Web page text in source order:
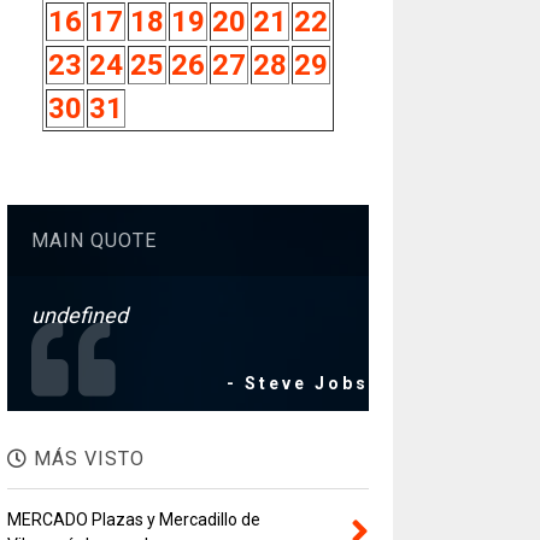
16 17 18 19 20 21 22
23 24 25 26 27 28 29
30 31
MAIN QUOTE
undefined
- Steve Jobs
MÁS VISTO
MERCADO Plazas y Mercadillo de